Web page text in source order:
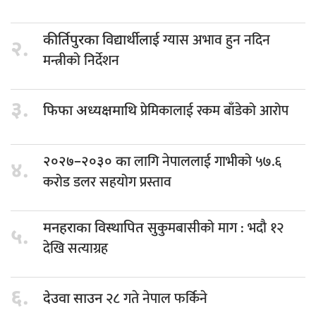
२. कीर्तिपुरका विद्यार्थीलाईग्यास अभाव हुन नदिन
मन्त्रीको निर्देशन
३. फिफा अध्यक्षमाथिप्रेमिकालाई रकम बाँडेको आरोप
४. २०२७–२०३० कालागि नेपाललाई गाभीको ५७.६
करोड डलर सहयोग प्रस्ताव
५. मनहराका विस्थापितसुकुमबासीको माग : भदौ १२
देखि सत्याग्रह
६. देउवा साउन२८ गते नेपाल फर्किने